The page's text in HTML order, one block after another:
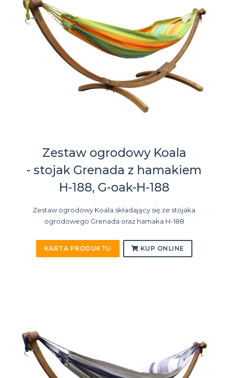
Zestaw ogrodowy Koala
- stojak Grenada z hamakiem
H-188, G-oak-H-188
Zestaw ogrodowy Koala składający się ze stojaka
ogrodowego Grenada oraz hamaka H-188
KARTA PRODUKTU KUP ONLINE